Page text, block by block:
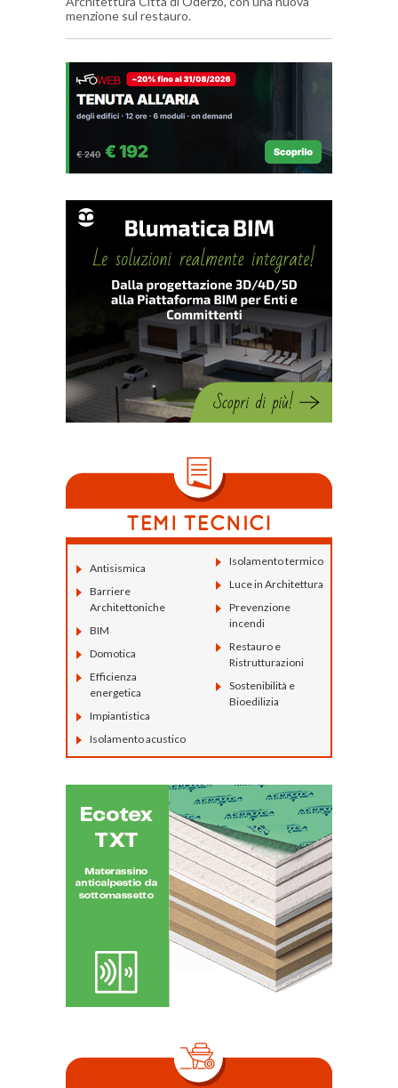
menzione sul restauro.
Antisismica
Barriere
Architettoniche
BIM
Domotica
Efficienza
energetica
Impiantistica
Isolamento acustico
Isolamento termico
Luce in Architettura
Prevenzione
incendi
Restauro e
Ristrutturazioni
Sostenibilità e
Bioedilizia